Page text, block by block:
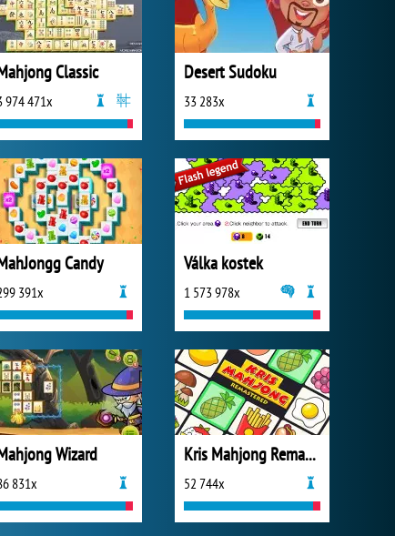
Classic
974 471x
Desert Sudoku
33 283x
Candy
391x
Válka kostek
1 573 978x
Wizard
831x
Kris Mahjong Remastered
52 744x